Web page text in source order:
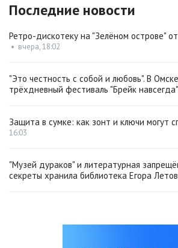
Последние новости
Ретро-дискотеку на "Зелёном острове"
• вчера, 18:02
"Это честность с собой и любовь". В
трёхдневный фестиваль "Брейк навсегда"
Защита в сумке: как зонт и ключи могут
16:03
"Музей дураков" и литературная
секреты хранила библиотека Егора